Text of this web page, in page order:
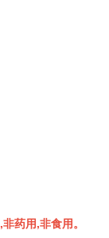
药用,非食用。